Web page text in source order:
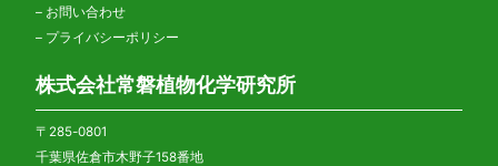
– お問い合わせ
– プライバシーポリシー
株式会社常磐植物化学研究所
〒285-0801
千葉県佐倉市木野子158番地